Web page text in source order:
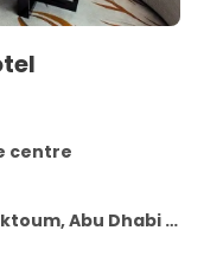
centre
Abu Dhabi 2785